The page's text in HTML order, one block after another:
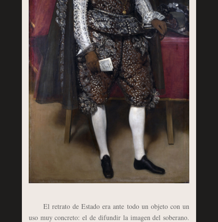
El retrato de Estado era ante todo un objeto con un
uso muy concreto: el de difundir la imagen del soberano.